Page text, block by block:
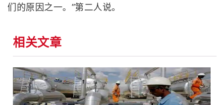
们的原因之一。”第二人说。
相关文章